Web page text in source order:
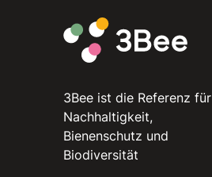
3Bee ist die Referenz für
Nachhaltigkeit,
Bienenschutz und
Biodiversität